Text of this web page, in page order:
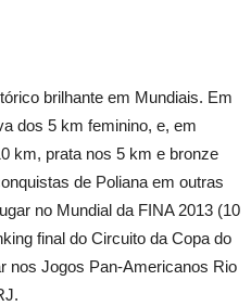
brilhante em Mundiais. Em
dos 5 km feminino, e, em
km, prata nos 5 km e bronze
de Poliana em outras
no Mundial da FINA 2013 (10
final do Circuito da Copa do
nos Jogos Pan-Americanos Rio